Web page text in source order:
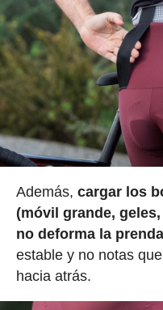
Además, cargar los
(móvil grande,
no deforma la
estable y no notas
hacia atrás.